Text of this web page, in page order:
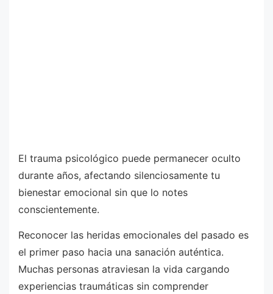
El trauma psicológico puede permanecer oculto
durante años, afectando silenciosamente tu
bienestar emocional sin que lo notes
conscientemente.
Reconocer las heridas emocionales del pasado es
el primer paso hacia una sanación auténtica.
Muchas personas atraviesan la vida cargando
experiencias traumáticas sin comprender